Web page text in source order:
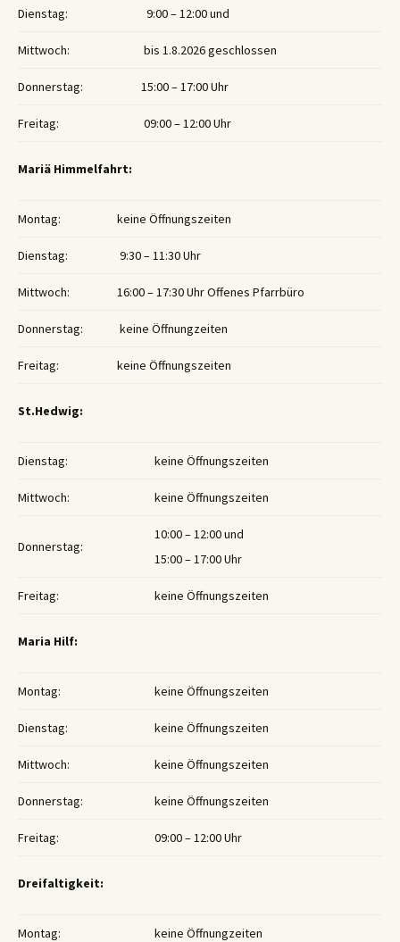
Dienstag: 9:00 – 12:00 und
Mittwoch: bis 1.8.2026 geschlossen
Donnerstag: 15:00 – 17:00 Uhr
Freitag: 09:00 – 12:00 Uhr
Mariä Himmelfahrt:
Montag: keine Öffnungszeiten
Dienstag: 9:30 – 11:30 Uhr
Mittwoch: 16:00 – 17:30 Uhr Offenes Pfarrbüro
Donnerstag: keine Öffnungzeiten
Freitag: keine Öffnungszeiten
St.Hedwig:
Dienstag: keine Öffnungszeiten
Mittwoch: keine Öffnungszeiten
Donnerstag:
10:00 – 12:00 und
15:00 – 17:00 Uhr
Freitag: keine Öffnungszeiten
Maria Hilf:
Montag: keine Öffnungszeiten
Dienstag: keine Öffnungszeiten
Mittwoch: keine Öffnungszeiten
Donnerstag: keine Öffnungszeiten
Freitag: 09:00 – 12:00 Uhr
Dreifaltigkeit:
Montag: keine Öffnungzeiten